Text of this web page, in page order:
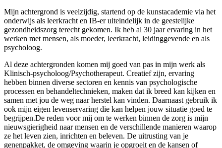
Mijn achtergrond is veelzijdig, startend op de kunstacademie via het
onderwijs als leerkracht en IB-er uiteindelijk in de geestelijke
gezondheidszorg terecht gekomen. Ik heb al 30 jaar ervaring in het
werken met mensen, als moeder, leerkracht, leidinggevende en als
psycholoog.
Al deze achtergronden komen mij goed van pas in mijn werk als
Klinisch-psycholoog/Psychotherapeut. Creatief zijn, ervaring
hebben binnen diverse sectoren en kennis van psychologische
processen en behandeltechnieken, maken dat ik breed kan kijken en
samen met jou de weg naar herstel kan vinden. Daarnaast gebruik ik
ook mijn eigen levenservaring die kan helpen jouw situatie goed te
begrijpen.De reden voor mij om te werken binnen de zorg is mijn
nieuwsgierigheid naar mensen en de verschillende manieren waarop
ze het leven zien, inrichten en beleven. De uitrusting van je
genenpakket, de omgeving waarin je opgroeit en de kansen of